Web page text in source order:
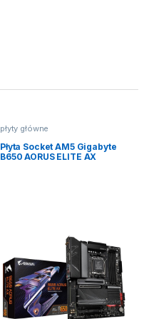
płyty główne
Płyta Socket AM5 Gigabyte
B650 AORUS ELITE AX